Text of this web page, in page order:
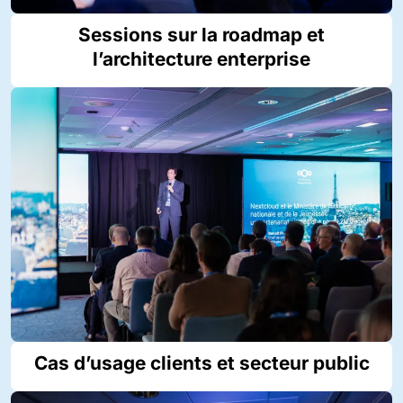
Sessions sur la roadmap et
l’architecture enterprise
Cas d’usage clients et secteur public